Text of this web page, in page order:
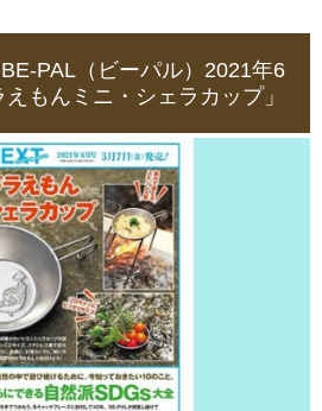
BE-PAL（ビーパル）2021年6
もんミニ・シェラカップ」